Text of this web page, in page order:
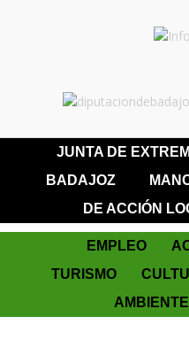
JUNTA DE
BADAJOZ
DE ACCIÓN
EMPLEO
TURISMO
AMBIENTE